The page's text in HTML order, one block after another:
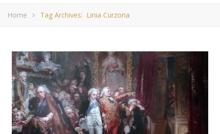
Home Tag Archives: Linia Curzona